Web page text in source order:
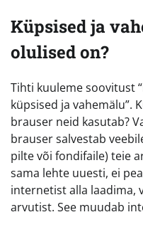
Küpsised ja
olulised on?
Tihti kuuleme soovitust
küpsised ja vahemälu”.
brauser neid kasutab?
brauser salvestab
pilte või fondifaile) teie
sama lehte uuesti, ei
internetist alla laadima,
arvutist. See muudab